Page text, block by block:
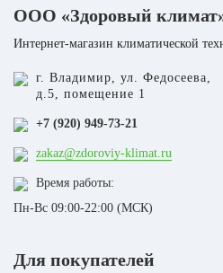
ООО «Здоровый
Интернет-магазин климатической
г. Владимир, ул. Федосеева,
д.5, помещение 1
+7 (920) 949-73-21
zakaz@zdoroviy-klimat.ru
Время работы:
Пн-Вс 09:00-22:00 (МСК)
Для покупателей